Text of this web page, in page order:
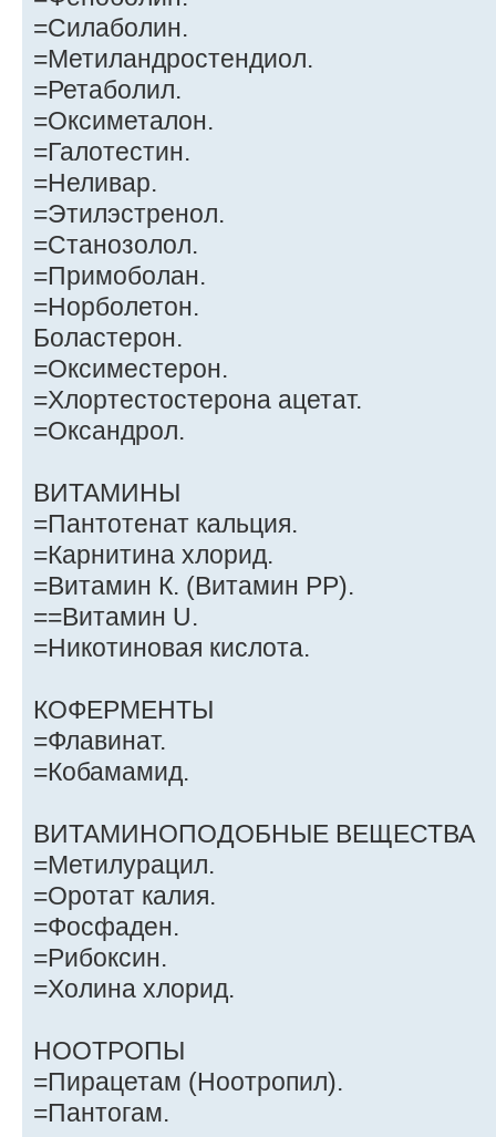
=Силаболин.
=Метиландростендиол.
=Ретаболил.
=Оксиметалон.
=Галотестин.
=Неливар.
=Этилэстренол.
=Станозолол.
=Примоболан.
=Норболетон.
Боластерон.
=Оксиместерон.
=Хлортестостерона ацетат.
=Оксандрол.
ВИТАМИНЫ
=Пантотенат кальция.
=Карнитина хлорид.
=Витамин К. (Витамин РР).
==Витамин U.
=Никотиновая кислота.
КОФЕРМЕНТЫ
=Флавинат.
=Кобамамид.
ВИТАМИНОПОДОБНЫЕ ВЕЩЕСТВА
=Метилурацил.
=Оротат калия.
=Фосфаден.
=Рибоксин.
=Холина хлорид.
НООТРОПЫ
=Пирацетам (Ноотропил).
=Пантогам.